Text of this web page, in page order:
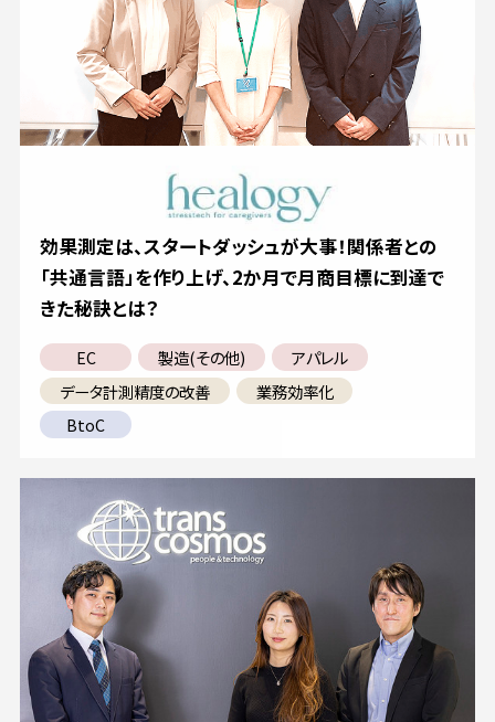
効果測定は、スタートダッシュが大事！関係者との
「共通言語」を作り上げ、2か月で月商目標に到達で
きた秘訣とは？
EC 製造(その他)
アパレル
データ計測精度の改善
業務効率化
BtoC